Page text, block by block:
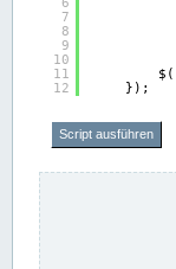
7
8
9
10
11
12
$(
});
Script ausführen